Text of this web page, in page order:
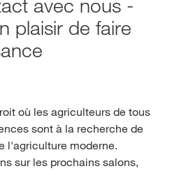
avec nous -
plaisir de faire
où les agriculteurs de tous
sont à la recherche de
l'agriculture moderne.
sur les prochains salons,